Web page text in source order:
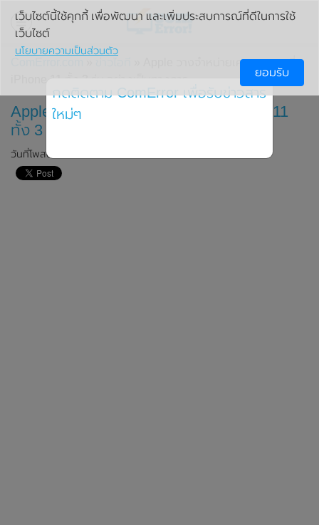
» Apple วางจำหน่ายเคสแบตเตอรี่
Apple วางจำหน่ายเคสแบตเตอรี่ iPhone 11
ทั้ง 3 รุ่น อย่างเป็นทางการ
วันที่โพสต์: 2 ธันวาคม 2019
เว็บไซต์นี้ใช้คุกกี้ เพื่อพัฒนา และเพิ่มประสบการณ์ที่ดีในการใช้
เว็บไซต์
นโยบายความเป็นส่วนตัว
ยอมรับ
กดติดตาม ComError เพื่อรับข่าวสาร
ใหม่ๆ